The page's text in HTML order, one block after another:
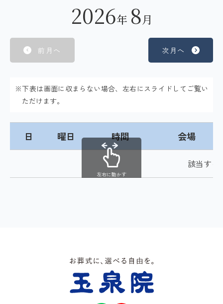
2026年 8月
前月へ 次月へ
※下表は画面に収まらない場合、左右にスライドしてご覧い
ただけます。
日 曜日 時間 会場
該当する
左右に動かす